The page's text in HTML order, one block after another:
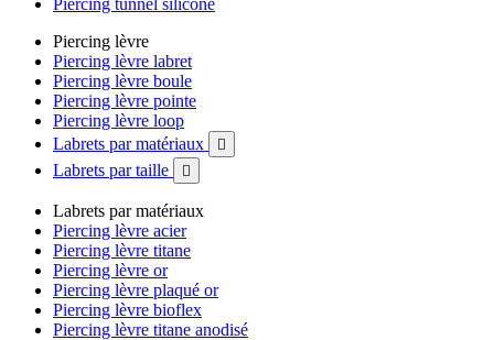
Piercing tunnel silicone
Piercing lèvre
Piercing lèvre labret
Piercing lèvre boule
Piercing lèvre pointe
Piercing lèvre loop
Labrets par matériaux

Labrets par taille 
Labrets par matériaux
Piercing lèvre acier
Piercing lèvre titane
Piercing lèvre or
Piercing lèvre plaqué or
Piercing lèvre bioflex
Piercing lèvre titane anodisé